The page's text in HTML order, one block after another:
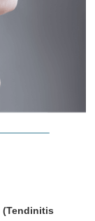
(Tendinitis